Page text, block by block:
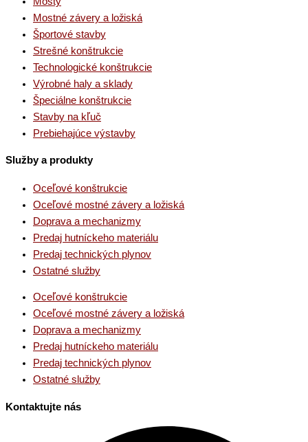
Mostné závery a ložiská
Športové stavby
Strešné konštrukcie
Technologické konštrukcie
Výrobné haly a sklady
Špeciálne konštrukcie
Stavby na kľuč
Prebiehajúce výstavby
Služby a produkty
Oceľové konštrukcie
Oceľové mostné závery a ložiská
Doprava a mechanizmy
Predaj hutníckeho materiálu
Predaj technických plynov
Ostatné služby
Oceľové konštrukcie
Oceľové mostné závery a ložiská
Doprava a mechanizmy
Predaj hutníckeho materiálu
Predaj technických plynov
Ostatné služby
Kontaktujte nás